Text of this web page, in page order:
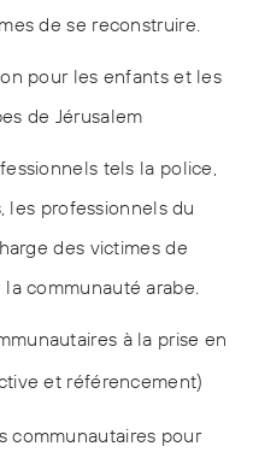
de se reconstruire.
pour les enfants et les
de Jérusalem
tels la police,
les professionnels du
des victimes de
communauté arabe.
à la prise en
et référencement)
communautaires pour